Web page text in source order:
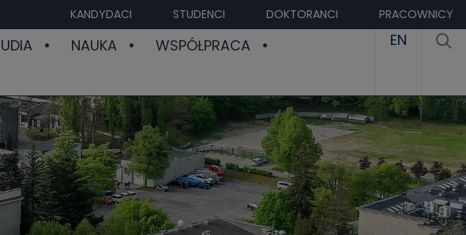
KANDYDACI STUDENCI DOKTORANCI PRACOWNICY
NAUKA
WSPÓŁPRACA
EN